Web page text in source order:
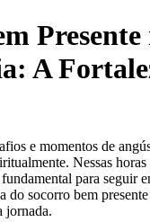
A
e momentos de
Nessas
para seguir
do socorro bem
jornada.